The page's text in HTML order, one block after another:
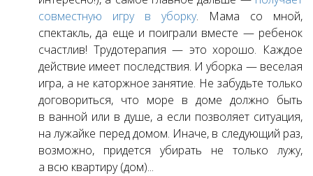
совместную игру в уборку. Мама со мной,
спектакль, да еще и поиграли вместе — ребенок
счастлив! Трудотерапия — это хорошо. Каждое
действие имеет последствия. И уборка — веселая
игра, а не каторжное занятие. Не забудьте только
договориться, что море в доме должно быть
в ванной или в душе, а если позволяет ситуация,
на лужайке перед домом. Иначе, в следующий раз,
возможно, придется убирать не только лужу,
а всю квартиру (дом)...